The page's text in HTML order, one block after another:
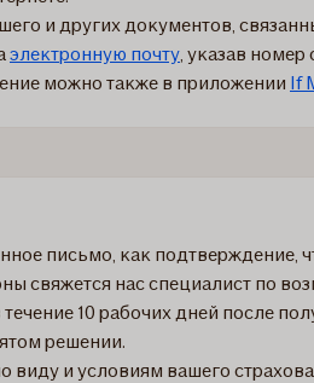
и других документов,
электронную почту, указав номер
можно также в приложении If
письмо, как подтверждение,
свяжется нас специалист по
10 рабочих дней после
решении.
и условиям вашего